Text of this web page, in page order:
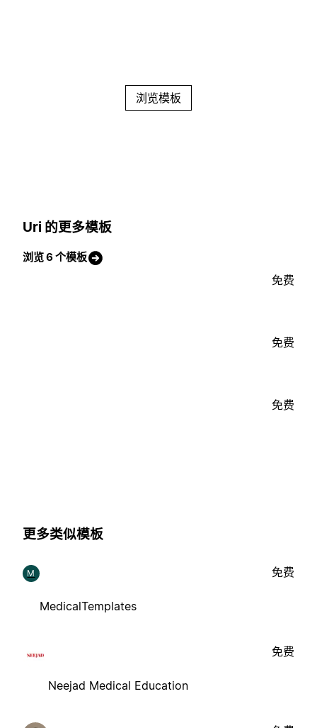
浏览模板
Uri 的更多模板
浏览 6 个模板
免费
免费
免费
更多类似模板
M
MedicalTemplates
免费
Neejad Medical Education
免费